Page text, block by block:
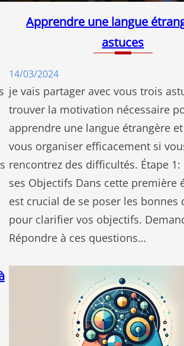
Apprendre une langue
astuces
14/03/2024
je vais partager avec vous trois
trouver la motivation nécessaire
apprendre une langue étrangère
vous organiser efficacement si
rencontrez des difficultés. Étape
ses Objectifs Dans cette première
est crucial de se poser les bonnes
pour clarifier vos objectifs.
Répondre à ces questions…